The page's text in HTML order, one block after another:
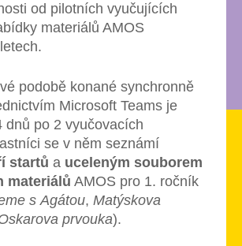
od pilotních vyučujících
materiálů AMOS
podobě konané synchronně
Microsoft Teams je
dnů po 2 vyučovacích
se v něm seznámí
startů a uceleným souborem
materiálů AMOS pro 1. ročník
s Agátou, Matýskova
prvouka).